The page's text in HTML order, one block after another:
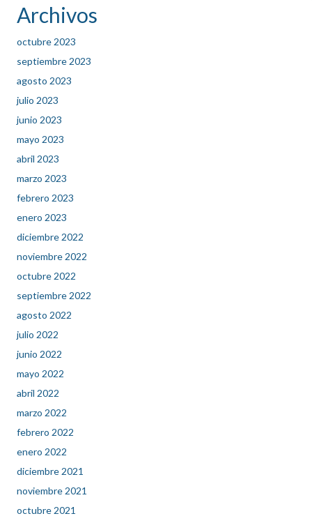
Archivos
octubre 2023
septiembre 2023
agosto 2023
julio 2023
junio 2023
mayo 2023
abril 2023
marzo 2023
febrero 2023
enero 2023
diciembre 2022
noviembre 2022
octubre 2022
septiembre 2022
agosto 2022
julio 2022
junio 2022
mayo 2022
abril 2022
marzo 2022
febrero 2022
enero 2022
diciembre 2021
noviembre 2021
octubre 2021